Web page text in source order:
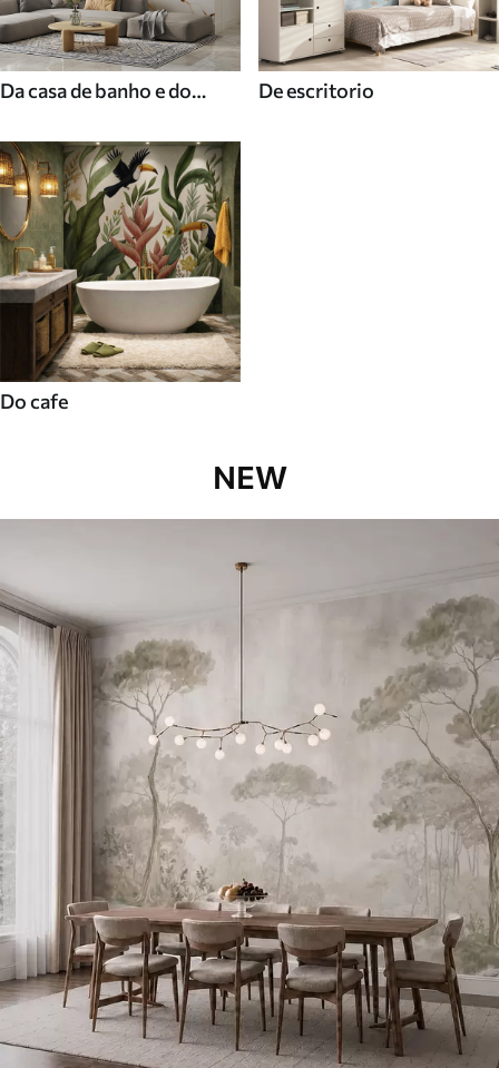
Da casa de banho e do
De escritorio
Do cafe
NEW